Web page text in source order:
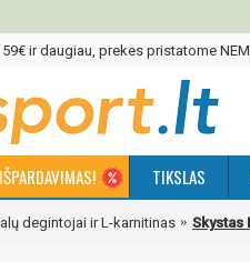
59€ ir daugiau, prekes pristatome
IŠPARDAVIMAS! TIKSLAS
degintojai ir L-karnitinas Skystas